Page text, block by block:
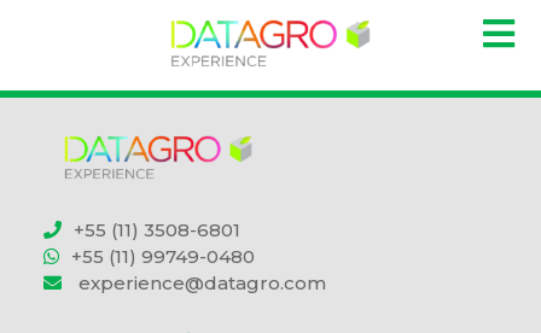
+55 (11) 3508-6801
+55 (11) 99749-0480
experience@datagro.com